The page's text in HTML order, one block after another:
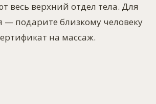
весь верхний отдел тела. Для
— подарите близкому человеку
на массаж.